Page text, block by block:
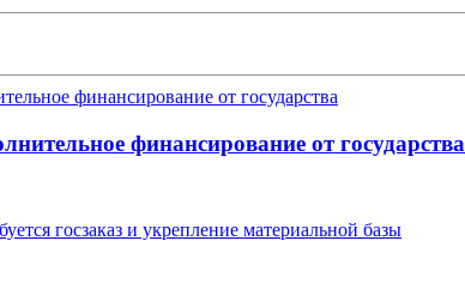
финансирование от государства
госзаказ и укрепление материальной базы